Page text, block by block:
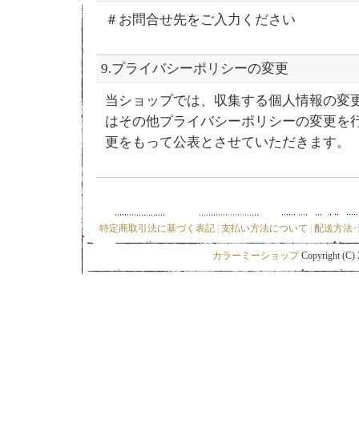
＃お問合せ先をご入力ください
9.プライバシーポリシーの変更
当ショップでは、収集する個人情報の変
はその他プライバシーポリシーの変更を
更をもって公表とさせていただきます。
特定商取引法に基づく表記 支払い方法について 配送方法
カラーミーショップCopyright (C)